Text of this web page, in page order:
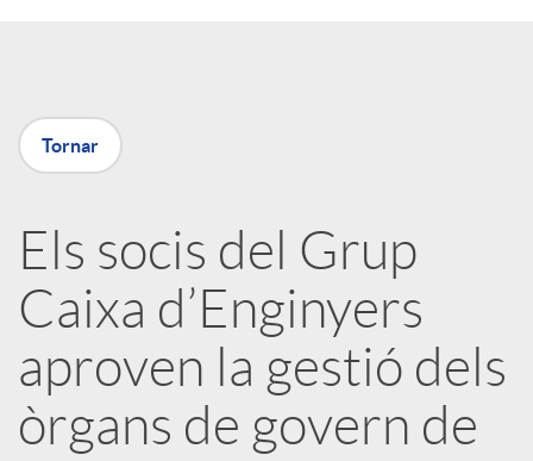
X
r
x
e
Tornar
Els socis del Grup
Caixa d’Enginyers
aproven la gestió dels
òrgans de govern de